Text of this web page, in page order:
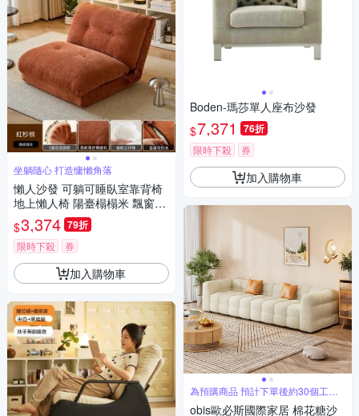
坐躺隨心 打造慵懶角落
懶人沙發 可躺可睡臥室靠背椅
地上懶人椅 陽臺榻榻米 飄窗單
人小沙發 休憩靠背坐墊
$3,374 79折
限時下殺 券
加入購物車
Boden-瑪莎單人座布沙發
$7,371 76折
限時下殺 券
加入購物車
為預購商品 預計下單後約30個工作
天配送
obis歐必斯國際家居 棉花糖沙